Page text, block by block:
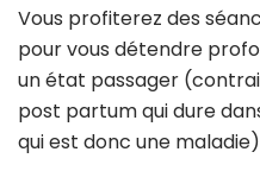
Vous profiterez des
pour vous détendre
un état passager
post partum qui dure
qui est donc une